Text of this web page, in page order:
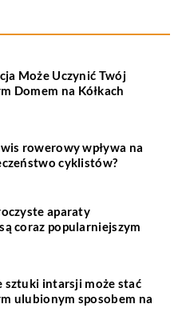
Może Uczynić Twój
Domem na Kółkach
rowerowy wpływa na
cyklistów?
aparaty
coraz popularniejszym
sztuki intarsji może stać
ulubionym sposobem na